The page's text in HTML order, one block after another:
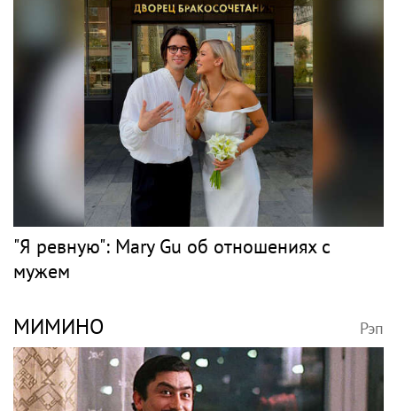
"Я ревную": Mary Gu об отношениях с
мужем
МИМИНО Рэп